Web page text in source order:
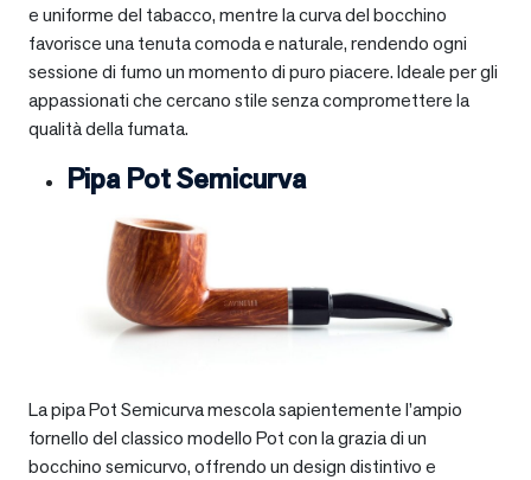
e uniforme del tabacco, mentre la curva del bocchino
favorisce una tenuta comoda e naturale, rendendo ogni
sessione di fumo un momento di puro piacere. Ideale per gli
appassionati che cercano stile senza compromettere la
qualità della fumata.
Pipa Pot Semicurva
La pipa Pot Semicurva mescola sapientemente l’ampio
fornello del classico modello Pot con la grazia di un
bocchino semicurvo, offrendo un design distintivo e